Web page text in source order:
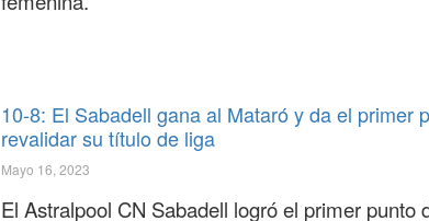
10-8: El Sabadell gana al Mataró y da el primer
revalidar su título de liga
Mayo 16, 2023
El Astralpool CN Sabadell logró el primer punto